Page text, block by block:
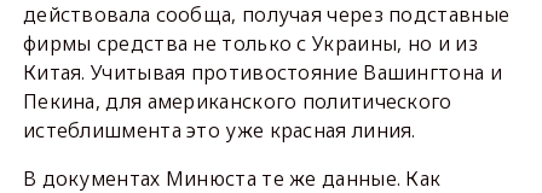
действовала сообща, получая через подставные
фирмы средства не только с Украины, но и из
Китая. Учитывая противостояние Вашингтона и
Пекина, для американского политического
истеблишмента это уже красная линия.
В документах Минюста те же данные. Как